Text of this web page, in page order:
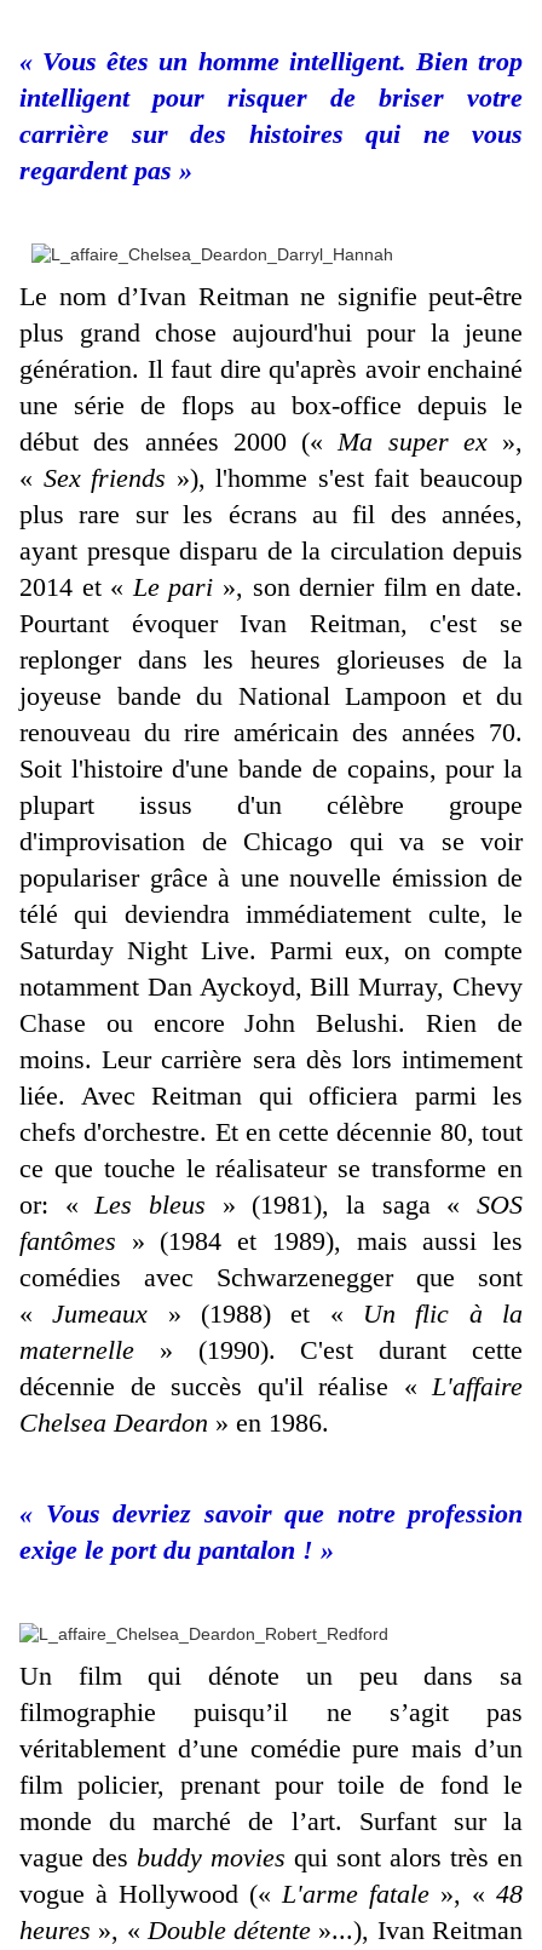
« Vous êtes un homme intelligent. Bien trop
intelligent pour risquer de briser votre
carrière sur des histoires qui ne vous
regardent pas »
Le nom d’Ivan Reitman ne signifie peut-être
plus grand chose aujourd'hui pour la jeune
génération. Il faut dire qu'après avoir enchainé
une série de flops au box-office depuis le
début des années 2000 («Ma super ex»,
« Sex friends »), l'homme s'est fait beaucoup
plus rare sur les écrans au fil des années,
ayant presque disparu de la circulation depuis
2014 et «Le pari », son dernier film en date.
Pourtant évoquer Ivan Reitman, c'est se
replonger dans les heures glorieuses de la
joyeuse bande du National Lampoon et du
renouveau du rire américain des années 70.
Soit l'histoire d'une bande de copains, pour la
plupart issus d'un célèbre groupe
d'improvisation de Chicago qui va se voir
populariser grâce à une nouvelle émission de
télé qui deviendra immédiatement culte, le
Saturday Night Live. Parmi eux, on compte
notamment Dan Ayckoyd, Bill Murray, Chevy
Chase ou encore John Belushi. Rien de
moins. Leur carrière sera dès lors intimement
liée. Avec Reitman qui officiera parmi les
chefs d'orchestre. Et en cette décennie 80, tout
ce que touche le réalisateur se transforme en
or: «Les bleus » (1981), la saga «SOS
fantômes » (1984 et 1989), mais aussi les
comédies avec Schwarzenegger que sont
«Jumeaux » (1988) et « Un flic à la
maternelle » (1990). C'est durant cette
décennie de succès qu'il réalise «L'affaire
Chelsea Deardon » en 1986.
« Vous devriez savoir que notre profession
exige le port du pantalon ! »
Un film qui dénote un peu dans sa
filmographie puisqu’il ne s’agit pas
véritablement d’une comédie pure mais d’un
film policier, prenant pour toile de fond le
monde du marché de l’art. Surfant sur la
vague des buddy movies qui sont alors très en
vogue à Hollywood («L'arme fatale », « 48
heures », «Double détente »...), Ivan Reitman